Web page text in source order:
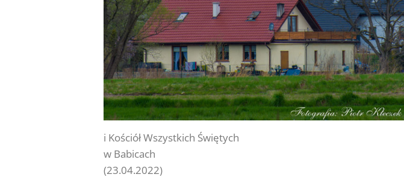
i Kościół Wszystkich Świętych
w Babicach
(23.04.2022)